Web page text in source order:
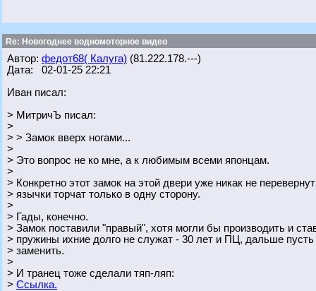
Re: Новогоднее водномоторное видео
Автор: федот68( Калуга) (81.222.178.---)
Дата: 02-01-25 22:21
Иван писал:
> МитричЪ писал:
>
> > Замок вверх ногами...
>
> Это вопрос не ко мне, а к любимым всеми японцам.
>
> Конкретно этот замок на этой двери уже никак не
> язычки торчат только в одну сторону.
>
> Гады, конечно.
> Замок поставили "правый", хотя могли бы производить и
> пружины ихние долго не служат - 30 лет и ПЦ, дальше
> заменить.
>
> И транец тоже сделали тяп-ляп:
> Ссылка.